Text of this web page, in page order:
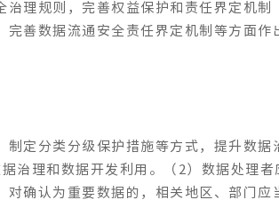
理规则，完善权益保护和责任界定机制
善数据流通安全责任界定机制等方面作
制定分类分级保护措施等方式，提升数据
治理和数据开发利用。（2）数据处理者
对确认为重要数据的，相关地区、部门应